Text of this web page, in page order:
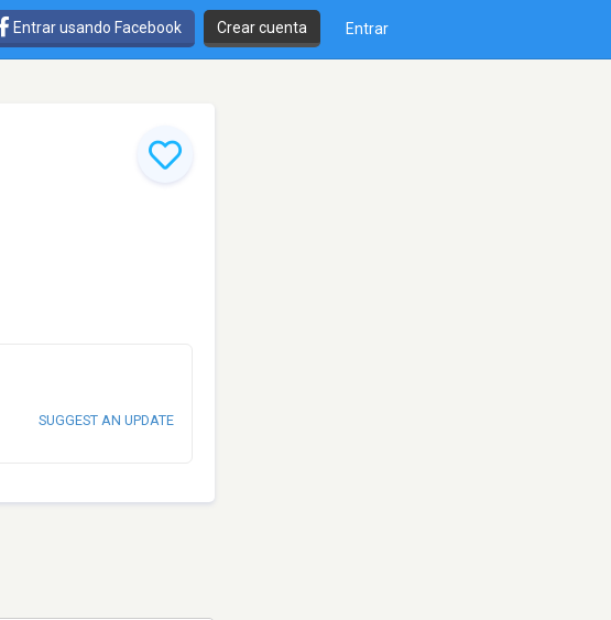
Entrar usando Facebook Crear cuenta Entrar
SUGGEST AN UPDATE